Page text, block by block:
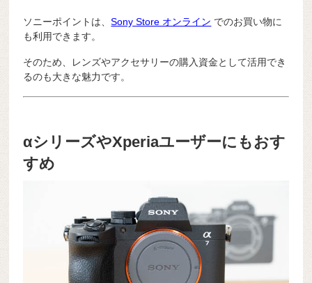
ソニーポイントは、Sony Store オンライン でのお買い物に
も利用できます。
そのため、レンズやアクセサリーの購入資金として活用でき
るのも大きな魅力です。
αシリーズやXperiaユーザーにもおす
すめ